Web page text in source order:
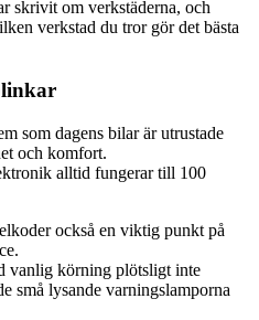
skrivit om verkstäderna, och
verkstad du tror gör det bästa
som dagens bilar är utrustade
och komfort.
alltid fungerar till 100
också en viktig punkt på
vanlig körning plötsligt inte
små lysande varningslamporna